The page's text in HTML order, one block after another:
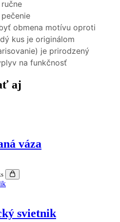
obmena motívu oproti
kus je originálom
je prirodzený
na funkčnosť
aj
váza
svietnik